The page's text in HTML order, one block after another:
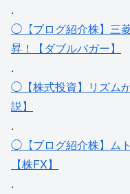
.
◯【ブログ紹介株】三
昇！【ダブルバガー】
.
◯【株式投資】リズム
説】
.
◯【ブログ紹介株】ム
【株FX】
.